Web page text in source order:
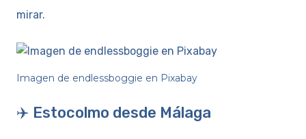
mirar.
Imagen de endlessboggie en Pixabay
✈️ Estocolmo desde Málaga